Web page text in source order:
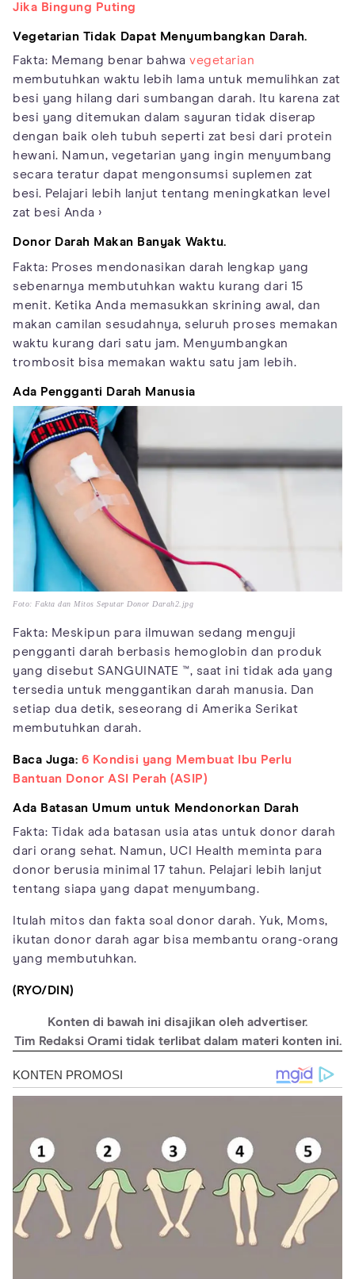
Jika Bingung Puting
Vegetarian Tidak Dapat Menyumbangkan Darah.
Fakta: Memang benar bahwa vegetarian
membutuhkan waktu lebih lama untuk memulihkan zat
besi yang hilang dari sumbangan darah. Itu karena zat
besi yang ditemukan dalam sayuran tidak diserap
dengan baik oleh tubuh seperti zat besi dari protein
hewani. Namun, vegetarian yang ingin menyumbang
secara teratur dapat mengonsumsi suplemen zat
besi. Pelajari lebih lanjut tentang meningkatkan level
zat besi Anda ›
Donor Darah Makan Banyak Waktu.
Fakta: Proses mendonasikan darah lengkap yang
sebenarnya membutuhkan waktu kurang dari 15
menit. Ketika Anda memasukkan skrining awal, dan
makan camilan sesudahnya, seluruh proses memakan
waktu kurang dari satu jam. Menyumbangkan
trombosit bisa memakan waktu satu jam lebih.
Ada Pengganti Darah Manusia
Foto: Fakta dan Mitos Seputar Donor Darah2.jpg
Fakta: Meskipun para ilmuwan sedang menguji
pengganti darah berbasis hemoglobin dan produk
yang disebut SANGUINATE ™, saat ini tidak ada yang
tersedia untuk menggantikan darah manusia. Dan
setiap dua detik, seseorang di Amerika Serikat
membutuhkan darah.
Baca Juga: 6 Kondisi yang Membuat Ibu Perlu
Bantuan Donor ASI Perah (ASIP)
Ada Batasan Umum untuk Mendonorkan Darah
Fakta: Tidak ada batasan usia atas untuk donor darah
dari orang sehat. Namun, UCI Health meminta para
donor berusia minimal 17 tahun. Pelajari lebih lanjut
tentang siapa yang dapat menyumbang.
Itulah mitos dan fakta soal donor darah. Yuk, Moms,
ikutan donor darah agar bisa membantu orang-orang
yang membutuhkan.
(RYO/DIN)
Konten di bawah ini disajikan oleh advertiser.
Tim Redaksi Orami tidak terlibat dalam materi konten ini.